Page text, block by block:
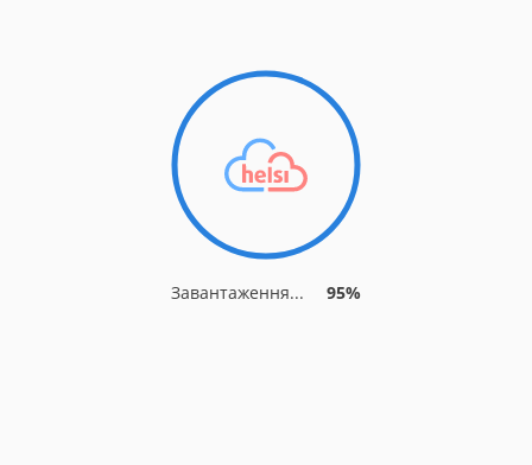
Завантаження... 95%